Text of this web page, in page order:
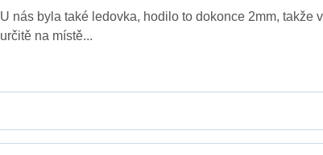
U nás byla také ledovka, hodilo to dokonce 2mm, takže
určitě na místě...